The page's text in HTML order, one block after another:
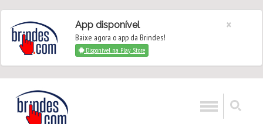
App disponível
Baixe agora o app da Brindes!
Disponível na Play Store
×